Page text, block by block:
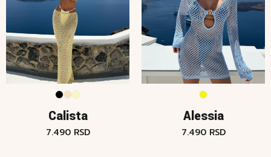
Calista
7.490 RSD
Alessia
7.490 RSD